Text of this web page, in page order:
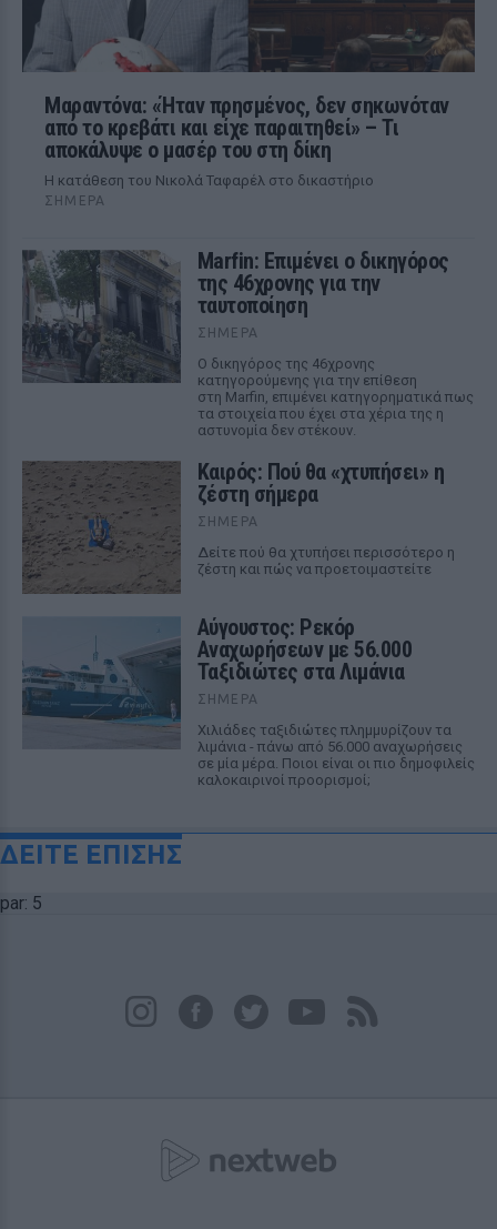
Μαραντόνα: «Ήταν πρησμένος, δεν σηκωνόταν
από το κρεβάτι και είχε παραιτηθεί» – Τι
αποκάλυψε ο μασέρ του στη δίκη
Η κατάθεση του Νικολά Ταφαρέλ στο δικαστήριο
ΣΉΜΕΡΑ
Marfin: Επιμένει ο δικηγόρος
της 46χρονης για την
ταυτοποίηση
ΣΉΜΕΡΑ
Ο δικηγόρος της 46χρονης
κατηγορούμενης για την επίθεση
στη Marfin, επιμένει κατηγορηματικά πως
τα στοιχεία που έχει στα χέρια της η
αστυνομία δεν στέκουν.
Καιρός: Πού θα «χτυπήσει» η
ζέστη σήμερα
ΣΉΜΕΡΑ
Δείτε πού θα χτυπήσει περισσότερο η
ζέστη και πώς να προετοιμαστείτε
Αύγουστος: Ρεκόρ
Αναχωρήσεων με 56.000
Ταξιδιώτες στα Λιμάνια
ΣΉΜΕΡΑ
Χιλιάδες ταξιδιώτες πλημμυρίζουν τα
λιμάνια - πάνω από 56.000 αναχωρήσεις
σε μία μέρα. Ποιοι είναι οι πιο δημοφιλείς
καλοκαιρινοί προορισμοί;
ΔΕΙΤΕ ΕΠΙΣΗΣ
par: 5